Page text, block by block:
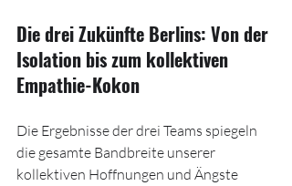
Die drei Zukünfte Berlins: Von der
Isolation bis zum kollektiven
Empathie-Kokon
Die Ergebnisse der drei Teams spiegeln
die gesamte Bandbreite unserer
kollektiven Hoffnungen und Ängste